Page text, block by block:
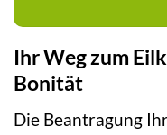
Ihr Weg zum
Bonität
Die Beantragung